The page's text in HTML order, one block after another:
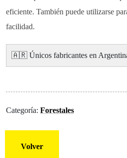
eficiente. También puede utilizarse
facilidad.
🇦🇷 Únicos fabricantes en
Categoría: Forestales
Volver